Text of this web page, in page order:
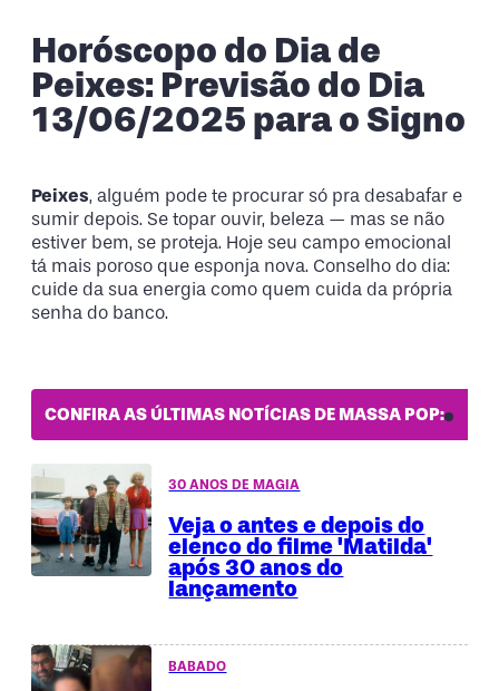
Horóscopo do Dia de
Peixes: Previsão do Dia
13/06/2025 para o Signo
Peixes, alguém pode te procurar só pra desabafar e
sumir depois. Se topar ouvir, beleza — mas se não
estiver bem, se proteja. Hoje seu campo emocional
tá mais poroso que esponja nova. Conselho do dia:
cuide da sua energia como quem cuida da própria
senha do banco.
CONFIRA AS ÚLTIMAS NOTÍCIAS DE MASSA POP:
30 ANOS DE MAGIA
Veja o antes e depois do
elenco do filme 'Matilda'
após 30 anos do
lançamento
BABADO